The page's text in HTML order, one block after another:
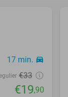
17 min. directions_car
€33
€19,90